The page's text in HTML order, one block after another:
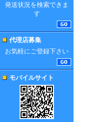
発送状況を検索できま
す
代理店募集
お気軽にご登録下さい
モバイルサイト